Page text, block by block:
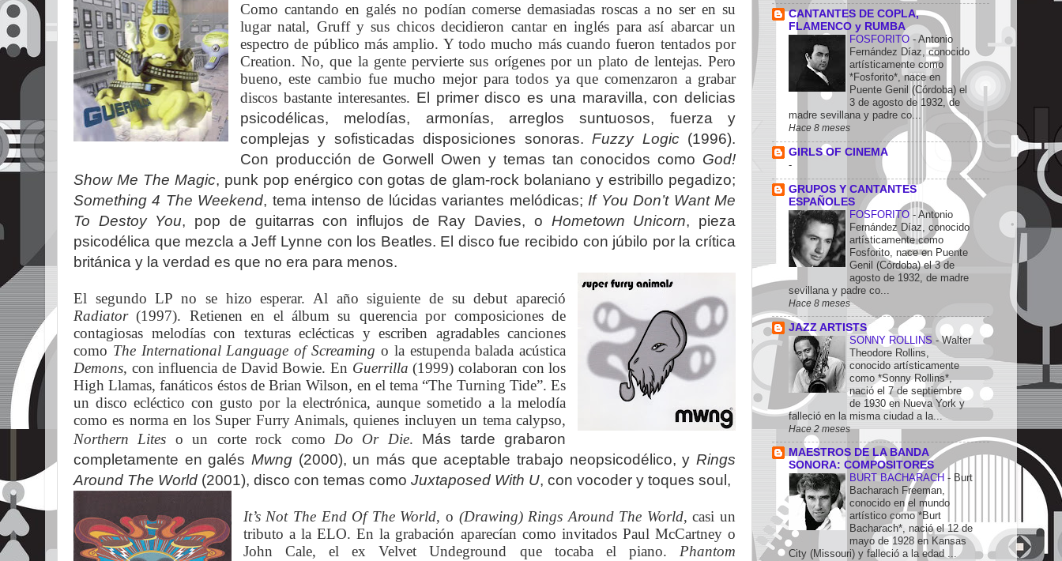
Como cantando en galés no podían comerse demasiadas roscas a no ser en su
lugar natal, Gruff y sus chicos decidieron cantar en inglés para así abarcar un
espectro de público más amplio. Y todo mucho más cuando fueron tentados por
Creation. No, que la gente pervierte sus orígenes por un plato de lentejas. Pero
bueno, este cambio fue mucho mejor para todos ya que comenzaron a grabar
discos bastante interesantes. El primer disco es una maravilla, con delicias
psicodélicas, melodías, armonías, arreglos suntuosos, fuerza y
complejas y sofisticadas disposiciones sonoras.Fuzzy Logic(1996).
Con producción de Gorwell Owen y temas tan conocidos como God!
Show Me The Magic, punk pop enérgico con gotas de glam-rock bolaniano y estribillo pegadizo;
Something 4 The Weekend, tema intenso de lúcidas variantes melódicas; If You Don’t Want Me
To Destoy You, pop de guitarras con influjos de Ray Davies, o Hometown Unicorn, pieza
psicodélica que mezcla a Jeff Lynne con los Beatles. El disco fue recibido con júbilo por la crítica
británica y la verdad es que no era para menos.
El segundo LP no se hizo esperar. Al año siguiente de su debut apareció
Radiator(1997). Retienen en el álbum su querencia por composiciones de
contagiosas melodías con texturas eclécticas y escriben agradables canciones
como The International Language of Screaming o la estupenda balada acústica
Demons, con influencia de David Bowie. En Guerrilla(1999) colaboran con los
High Llamas, fanáticos éstos de Brian Wilson, en el tema “The Turning Tide”. Es
un disco ecléctico con gusto por la electrónica, aunque sometido a la melodía
como es norma en los Super Furry Animals, quienes incluyen un tema calypso,
Northern Lites o un corte rock como Do Or Die. Más tarde grabaron
completamente en galés Mwng (2000), un más que aceptable trabajo neopsicodélico, y Rings
Around The World (2001), disco con temas como Juxtaposed With U, con vocoder y toques soul,
It’s Not The End Of The World, o (Drawing) Rings Around The World, casi un
tributo a la ELO. En la grabación aparecían como invitados Paul McCartney o
John Cale, el ex Velvet Undeground que tocaba el piano. Phantom
CANTANTES DE COPLA,
FLAMENCO y RUMBA
FOSFORITO - Antonio
Fernández Díaz, conocido
artísticamente como
*Fosforito*, nace en
Puente Genil (Córdoba) el
3 de agosto de 1932, de
madre sevillana y padre co...
Hace 8 meses
GIRLS OF CINEMA
-
GRUPOS Y CANTANTES
ESPAÑOLES
FOSFORITO - Antonio
Fernández Díaz, conocido
artísticamente como
Fosforito, nace en Puente
Genil (Córdoba) el 3 de
agosto de 1932, de madre
sevillana y padre co...
Hace 8 meses
JAZZ ARTISTS
SONNY ROLLINS -Walter
Theodore Rollins,
conocido artísticamente
como *Sonny Rollins*,
nació el 7 de septiembre
de 1930 en Nueva York y
falleció en la misma ciudad a la...
Hace 2 meses
MAESTROS DE LA BANDA
SONORA: COMPOSITORES
BURT BACHARACH - Burt
Bacharach Freeman,
conocido en el mundo
artístico como *Burt
Bacharach*, nació el 12 de
mayo de 1928 en Kansas
City (Missouri) y falleció a la edad ...